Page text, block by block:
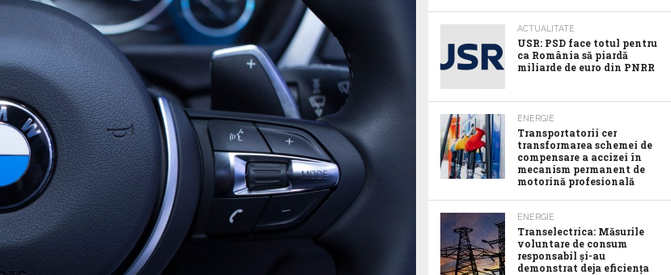
ACTUALITATE
USR: PSD face totul pentru
ca România să piardă
miliarde de euro din PNRR
ENERGIE
Transportatorii cer
transformarea schemei de
compensare a accizei în
mecanism permanent de
motorină profesională
ENERGIE
Transelectrica: Măsurile
voluntare de consum
responsabil şi-au
demonstrat deja eficienţa